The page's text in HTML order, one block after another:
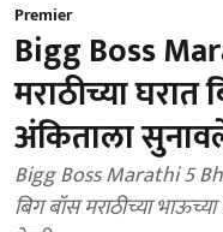
Premier
Bigg Boss
मराठीच्या
अंकिताला
Bigg Boss Marathi 5
बिग बॉस मराठीच्या